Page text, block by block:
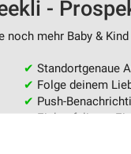
-
noch mehr Baby &
✔ Standortgenaue
✔ Folge deinem
✔ Push-
✔Einkaufsliste -